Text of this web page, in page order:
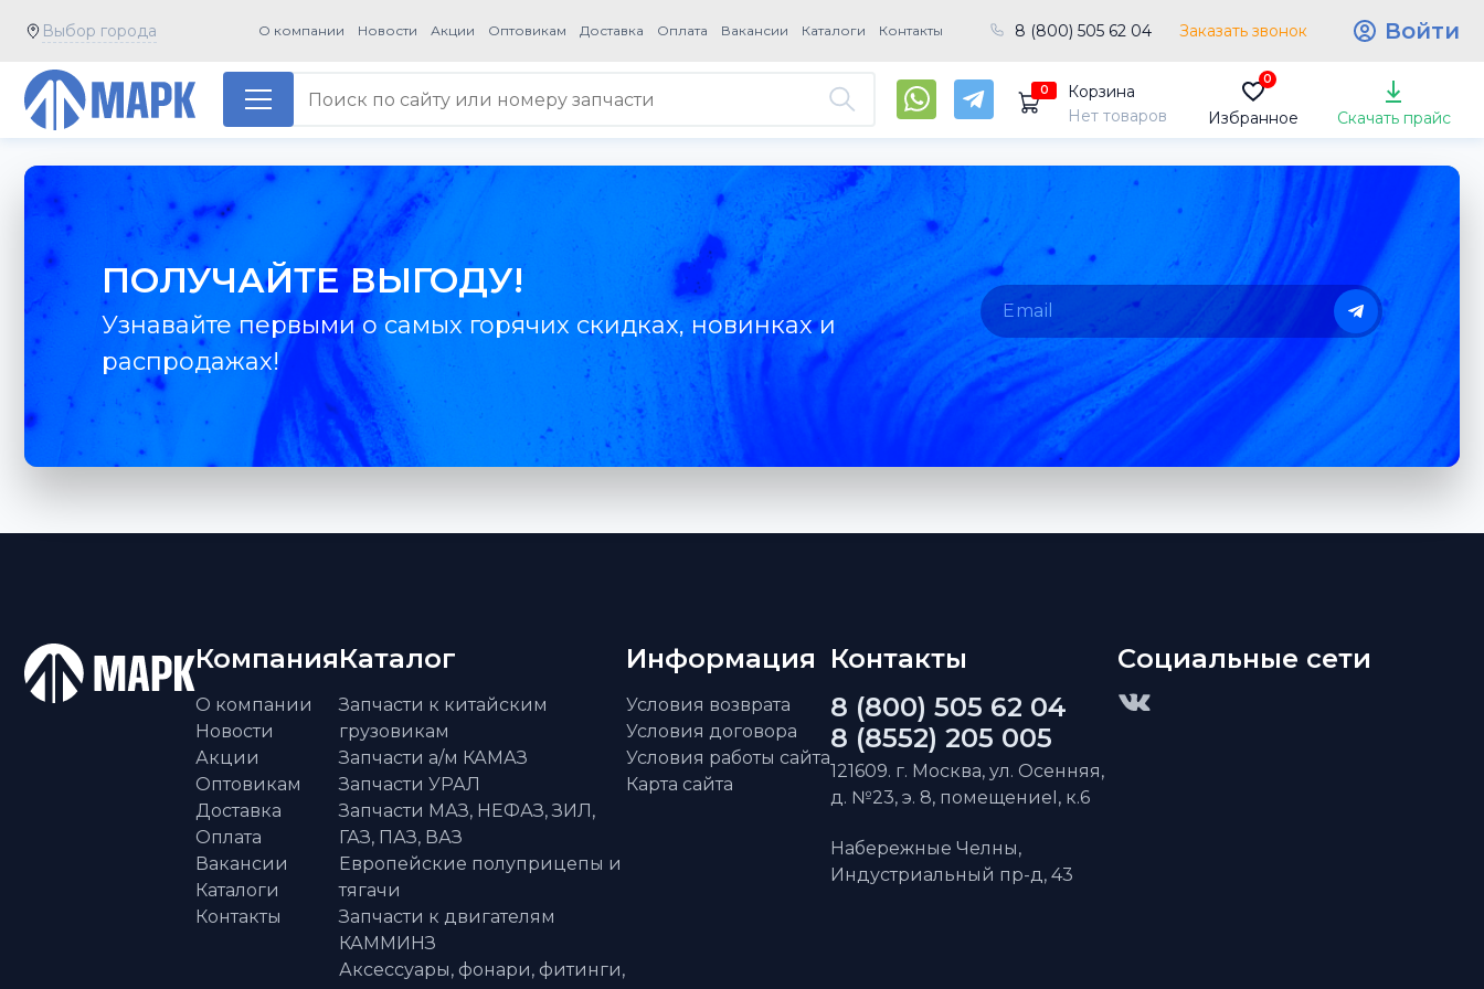
Выбор города О компании Новости Акции Оптовикам Доставка Оплата Вакансии Каталоги Контакты 8 (800) 505 62 04 Заказать звонок Войти
0
Корзина
Нет товаров
0
Избранное Скачать прайс
ПОЛУЧАЙТЕ ВЫГОДУ!
Узнавайте первыми о самых горячих скидках, новинках и
распродажах!
Компания
О компании
Новости
Акции
Оптовикам
Доставка
Оплата
Вакансии
Каталоги
Контакты
Каталог
Запчасти к китайским
грузовикам
Запчасти а/м КАМАЗ
Запчасти УРАЛ
Запчасти МАЗ, НЕФАЗ, ЗИЛ,
ГАЗ, ПАЗ, ВАЗ
Европейские полуприцепы и
тягачи
Запчасти к двигателям
КАММИНЗ
Аксессуары, фонари, фитинги,
Информация
Условия возврата
Условия договора
Условия работы сайта
Карта сайта
Контакты
8 (800) 505 62 04
8 (8552) 205 005
121609. г. Москва, ул. Осенняя,
д. №23, э. 8, помещениеI, к.6
Набережные Челны,
Индустриальный пр-д, 43
Социальные сети